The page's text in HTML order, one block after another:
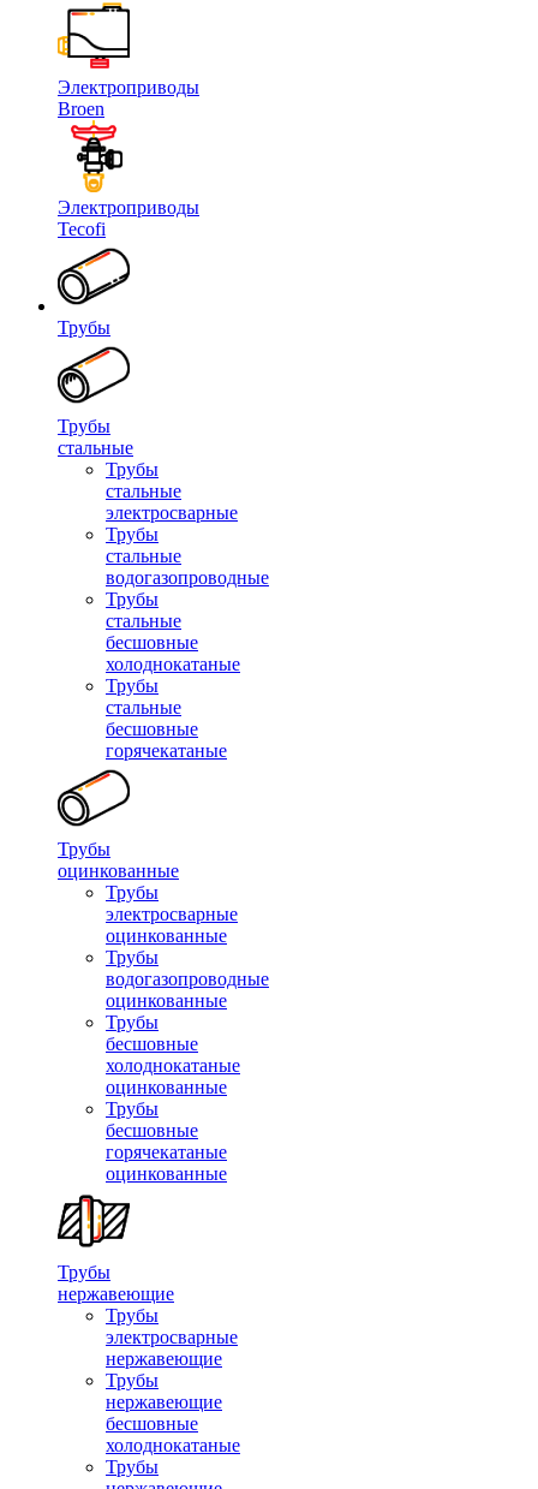
Электроприводы
Broen
Электроприводы
Tecofi
Трубы
Трубы
стальные
Трубы
стальные
электросварные
Трубы
стальные
водогазопроводные
Трубы
стальные
бесшовные
холоднокатаные
Трубы
стальные
бесшовные
горячекатаные
Трубы
оцинкованные
Трубы
электросварные
оцинкованные
Трубы
водогазопроводные
оцинкованные
Трубы
бесшовные
холоднокатаные
оцинкованные
Трубы
бесшовные
горячекатаные
оцинкованные
Трубы
нержавеющие
Трубы
электросварные
нержавеющие
Трубы
нержавеющие
бесшовные
холоднокатаные
Трубы